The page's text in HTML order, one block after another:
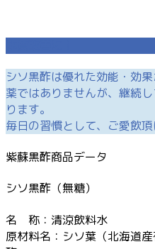
シソ黒酢は優れた効能・効
薬ではありませんが、継続
ります。
毎日の習慣として、ご愛飲頂
紫蘇黒酢商品データ
シソ黒酢（無糖）
名 称：清涼飲料水
原材料名：シソ葉（北海道